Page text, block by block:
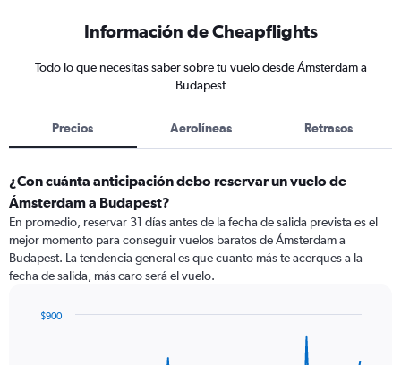
Información de Cheapflights
Todo lo que necesitas saber sobre tu vuelo desde Ámsterdam a
Budapest
Precios Aerolíneas Retrasos
¿Con cuánta anticipación debo reservar un vuelo de
Ámsterdam a Budapest?
En promedio, reservar 31 días antes de la fecha de salida prevista es el
mejor momento para conseguir vuelos baratos de Ámsterdam a
Budapest. La tendencia general es que cuanto más te acerques a la
fecha de salida, más caro será el vuelo.
$900